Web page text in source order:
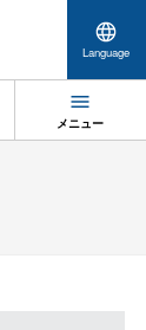
Language
メニュー